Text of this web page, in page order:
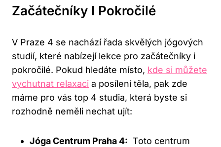
Začátečníky‍ I Pokročilé
V‍ Praze⁢ 4 se nachází‌ řada‍ skvělých jógových‌
studií, které nabízejí lekce pro začátečníky ‍i
‍pokročilé. ⁤Pokud‌ hledáte místo, kde si můžete
vychutnat relaxaci a posílení⁢ těla, pak zde
máme​ pro vás top 4 studia, ⁤která byste si
rozhodně neměli ‍nechat⁣ ujít:
Jóga Centrum‍ Praha 4: ‍ Toto centrum